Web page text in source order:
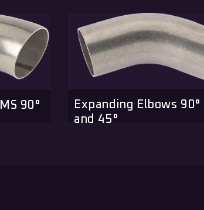
90°
Expanding Elbows 90°
and 45°